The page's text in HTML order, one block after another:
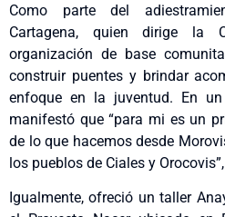
Como parte del
Cartagena, quien dirige la
organización de base
construir puentes y brindar
enfoque en la juventud. En
manifestó que “para mi es un
de lo que hacemos desde
los pueblos de Ciales y
Igualmente, ofreció un taller